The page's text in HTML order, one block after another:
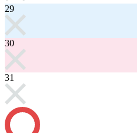
29
30
31